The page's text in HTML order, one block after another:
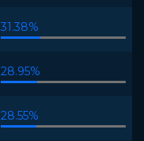
31.38%
28.95%
28.55%